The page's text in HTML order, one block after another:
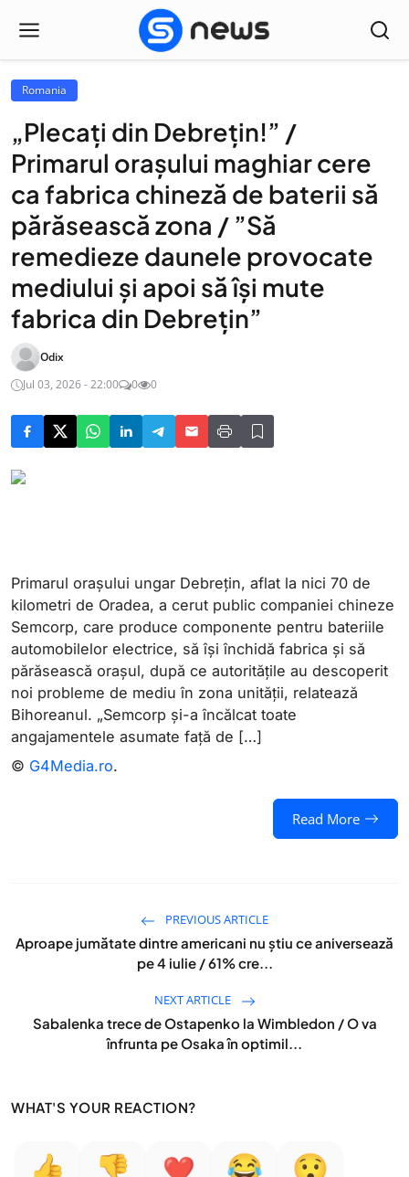
Romania
„Plecați din Debrețin!” /
Primarul orașului maghiar cere
ca fabrica chineză de baterii să
părăsească zona / ”Să
remedieze daunele provocate
mediului și apoi să își mute
fabrica din Debrețin”
Odix
Jul 03, 2026 - 22:00
0 0
Primarul orașului ungar Debrețin, aflat la nici 70 de
kilometri de Oradea, a cerut public companiei chineze
Semcorp, care produce componente pentru bateriile
automobilelor electrice, să își închidă fabrica și să
părăsească orașul, după ce autoritățile au descoperit
noi probleme de mediu în zona unității, relatează
Bihoreanul. „Semcorp și-a încălcat toate
angajamentele asumate față de […]
© G4Media.ro.
Read More
PREVIOUS ARTICLE
Aproape jumătate dintre americani nu știu ce aniversează
pe 4 iulie / 61% cre...
NEXT ARTICLE
Sabalenka trece de Ostapenko la Wimbledon / O va
înfrunta pe Osaka în optimil...
WHAT'S YOUR REACTION?